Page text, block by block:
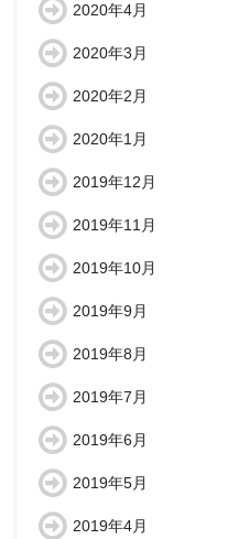
2020年4月
2020年3月
2020年2月
2020年1月
2019年12月
2019年11月
2019年10月
2019年9月
2019年8月
2019年7月
2019年6月
2019年5月
2019年4月